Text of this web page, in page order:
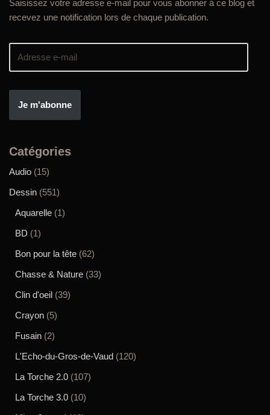
Saisissez votre adresse e-mail pour vous abonner à ce blog et
recevez une notification lors de chaque publication.
Je m'abonne
Catégories
Audio (15)
Dessin (551)
Aquarelle (1)
BD (1)
Bon pour la tête (62)
Chasse & Nature (33)
Clin d'oeil (39)
Crayon (5)
Fusain (2)
L'Echo-du-Gros-de-Vaud (120)
La Torche 2.0 (107)
La Torche 3.0 (10)